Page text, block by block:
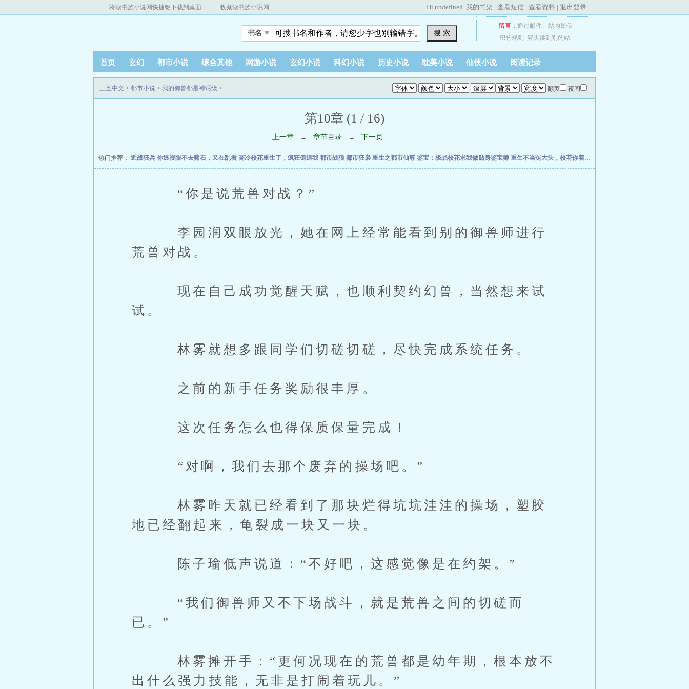
将读书族小说网快捷键下载到桌面 收藏读书族小说网 Hi,undefined 我的书架 | 查看短信 | 查看资料 | 退出登录
书名 搜 索
留言： 通过邮件、 站内短信
积分规则
解决跳到别的站
首页 玄幻 都市小说 综合其他 网游小说 玄幻小说 科幻小说 历史小说 耽美小说 仙侠小说 阅读记录
翻页 夜间
三五中文 > 都市小说 > 我的御兽都是神话级 >
第10章 (1 / 16)
上一章 ← 章节目录 → 下一页
热门推荐： 近战狂兵 你透视眼不去赌石，又在乱看 高冷校花重生了，疯狂倒追我 都市战狼 都市狂枭 重生之都市仙尊 鉴宝：极品校花求我做贴身鉴宝师 重生不当冤大头，校花你着急啥？
“你是说荒兽对战？”
李园润双眼放光，她在网上经常能看到别的御兽师进行
荒兽对战。
现在自己成功觉醒天赋，也顺利契约幻兽，当然想来试
试。
林雾就想多跟同学们切磋切磋，尽快完成系统任务。
之前的新手任务奖励很丰厚。
这次任务怎么也得保质保量完成！
“对啊，我们去那个废弃的操场吧。”
林雾昨天就已经看到了那块烂得坑坑洼洼的操场，塑胶
地已经翻起来，龟裂成一块又一块。
陈子瑜低声说道：“不好吧，这感觉像是在约架。”
“我们御兽师又不下场战斗，就是荒兽之间的切磋而
已。”
林雾摊开手：“更何况现在的荒兽都是幼年期，根本放不
出什么强力技能，无非是打闹着玩儿。”